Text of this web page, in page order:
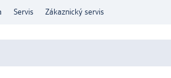
Servis Zákaznický servis